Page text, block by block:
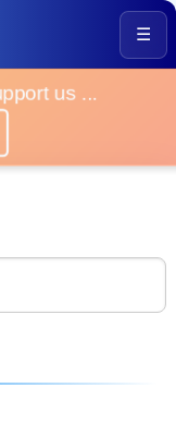
☰
us ...